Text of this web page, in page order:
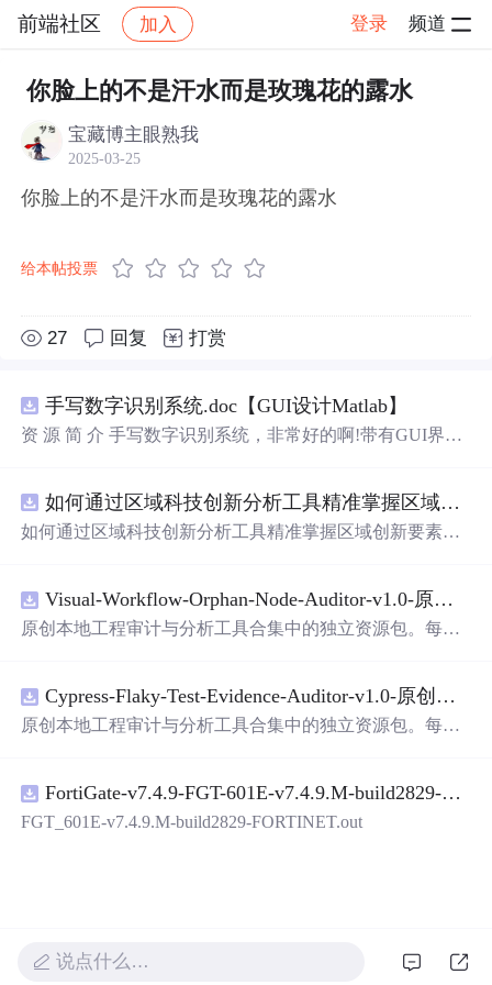
前端社区 加入 登录 频道
社区 前端社区 感慨 帖子详情
你脸上的不是汗水而是玫瑰花的露水
宝藏博主眼熟我
2025-03-25
你脸上的不是汗水而是玫瑰花的露水
给本帖投票
27 回复 打赏
手写数字识别系统.doc【GUI设计Matlab】
资 源 简 介 手写数字识别系统，非常好的啊!带有GUI界
带有直观的图形用户界面（GUI），非常容易使用。你只
需要将手写数字输入系统，它将立即给出准确的识别结
是一个非常方便和实用的工具，你一定会喜欢它的！
如何通过区域科技创新分析工具精准掌握区域创新要素分布与产业链融合现状？.docx
如何通过区域科技创新分析工具精准掌握区域创新要素分
Visual-Workflow-Orphan-Node-Auditor-v1.0-原创源码与文档.zip
原创本地工程审计与分析工具合集中的独立资源包。每个
README、运行说明、功能清单、MIT License及原创与授
权声明。解压后进入project目录，执行npm test验证算法，
目源码、Logo、官方截图、论文、生产日志或其他受限素
材。适合前端开发、AI应用工程、测试审计和课程实践。
Cypress-Flaky-Test-Evidence-Auditor-v1.0-原创源码与文档.zip
原创本地工程审计与分析工具合集中的独立资源包。每个
README、运行说明、功能清单、MIT License及原创与授
权声明。解压后进入project目录，执行npm test验证算法，
FortiGate-v7.4.9-FGT-601E-v7.4.9.M-build2829-FORTINET.out
FGT_601E-v7.4.9.M-build2829-FORTINET.out
说点什么…